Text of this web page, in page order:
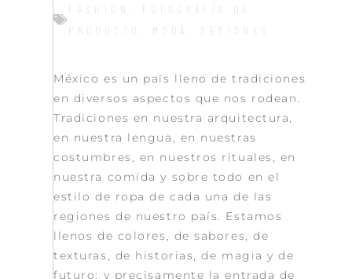
FASHION
FOTOGRAFÍA DE
PRODUCTO
MODA SESIONES
México es un país lleno de tradiciones
en diversos aspectos que nos rodean.
Tradiciones en nuestra arquitectura,
en nuestra lengua, en nuestras
costumbres, en nuestros rituales, en
nuestra comida y sobre todo en el
estilo de ropa de cada una de las
regiones de nuestro país. Estamos
llenos de colores, de sabores, de
texturas, de historias, de magia y de
futuro; y precisamente la entrada de